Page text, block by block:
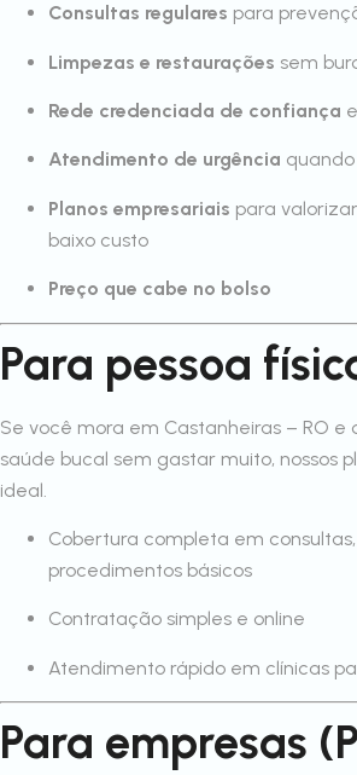
Consultas regulares para
Limpezas e restaurações sem
Rede credenciada de confiança
Atendimento de urgência
Planos empresariais para
baixo custo
Preço que cabe no bolso
Para pessoa
Se você mora em Castanheiras – RO e
saúde bucal sem gastar muito, nossos
ideal.
Cobertura completa em
procedimentos básicos
Contratação simples e online
Atendimento rápido em clínicas
Para empresas